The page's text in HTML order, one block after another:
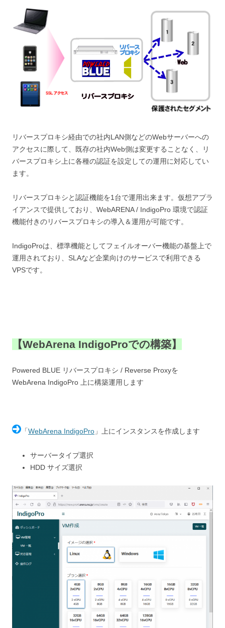
リバースプロキシ経由での社内LAN側などのWebサーバーへの
アクセスに際して、既存の社内Web側は変更することなく、リ
バースプロキシ上に各種の認証を設定しての運用に対応してい
ます。
リバースプロキシと認証機能を1台で運用出来ます。仮想アプラ
イアンスで提供しており、WebARENA / IndigoPro 環境で認証
機能付きのリバースプロキシの導入＆運用が可能です。
IndigoProは、標準機能としてフェイルオーバー機能の基盤上で
運用されており、SLAなど企業向けのサービスで利用できる
VPSです。
【WebArena IndigoProでの構築】
Powered BLUE リバースプロキシ / Reverse Proxyを
WebArena IndigoPro 上に構築運用します
「WebArena IndigoPro 」上にインスタンスを作成します
サーバータイプ選択
HDD サイズ選択